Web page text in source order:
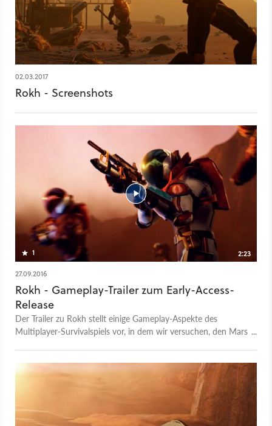
02.03.2017
Rokh - Screenshots
1
2:23
27.09.2016
Rokh - Gameplay-Trailer zum Early-Access-
Release
Der Trailer zu Rokh stellt einige Gameplay-Aspekte des
Multiplayer-Survivalspiels vor, in dem wir versuchen, den Mars
neue Heimat für Menschen zu machen, müssen wir erst
einmal hohe Strahlung, gewaltige Sandstürme, den
beunruhigenden Mangel an Nahrungs-und Wasserquellen und
eine durchgedrehte K.I. überwinden.